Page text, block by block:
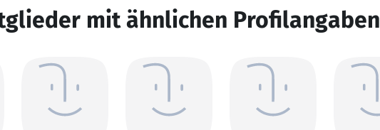
mit ähnlichen Profilangaben